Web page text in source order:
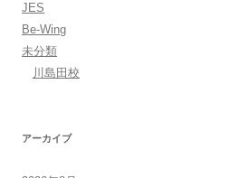
JES
Be-Wing
未分類
川島田校
アーカイブ